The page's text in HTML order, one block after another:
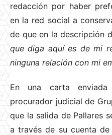
redacción por haber
en la red social a
de que en la descripción
que diga aquí es de mi
ninguna relación con mi
En una carta
procurador judicial de
que la salida de Pallares
a través de su cuenta